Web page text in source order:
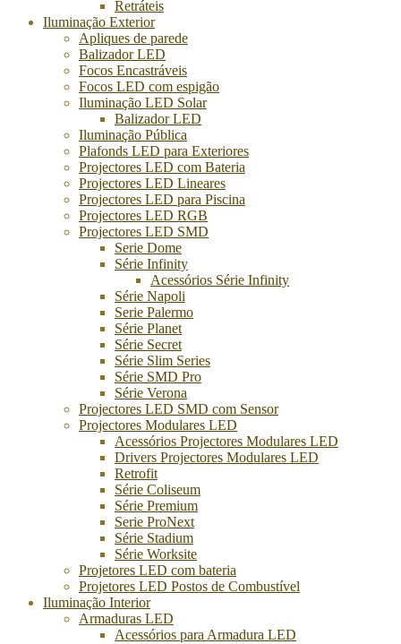
Retráteis
Iluminação Exterior
Apliques de parede
Balizador LED
Focos Encastráveis
Focos LED com espigão
Iluminação LED Solar
Balizador LED
Iluminação Pública
Plafonds LED para Exteriores
Projectores LED com Bateria
Projectores LED Lineares
Projectores LED para Piscina
Projectores LED RGB
Projectores LED SMD
Serie Dome
Série Infinity
Acessórios Série Infinity
Série Napoli
Serie Palermo
Série Planet
Série Secret
Série Slim Series
Série SMD Pro
Série Verona
Projectores LED SMD com Sensor
Projectores Modulares LED
Acessórios Projectores Modulares LED
Drivers Projectores Modulares LED
Retrofit
Série Coliseum
Série Premium
Serie ProNext
Série Stadium
Série Worksite
Projetores LED com bateria
Projetores LED Postos de Combustível
Iluminação Interior
Armaduras LED
Acessórios para Armadura LED